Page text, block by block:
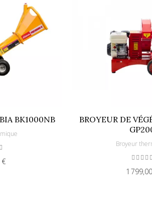
BK1000NB
BROYEUR DE
Broyeur
1